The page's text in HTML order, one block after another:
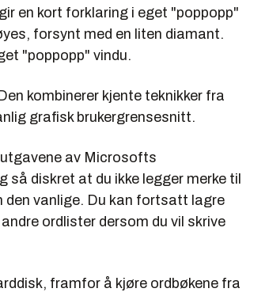
en kort forklaring i eget "poppopp"
forsynt med en liten diamant.
"poppopp" vindu.
kombinerer kjente teknikker fra
grafisk brukergrensesnitt.
av Microsofts
så diskret at du ikke legger merke til
den vanlige. Du kan fortsatt lagre
ordlister dersom du vil skrive
framfor å kjøre ordbøkene fra